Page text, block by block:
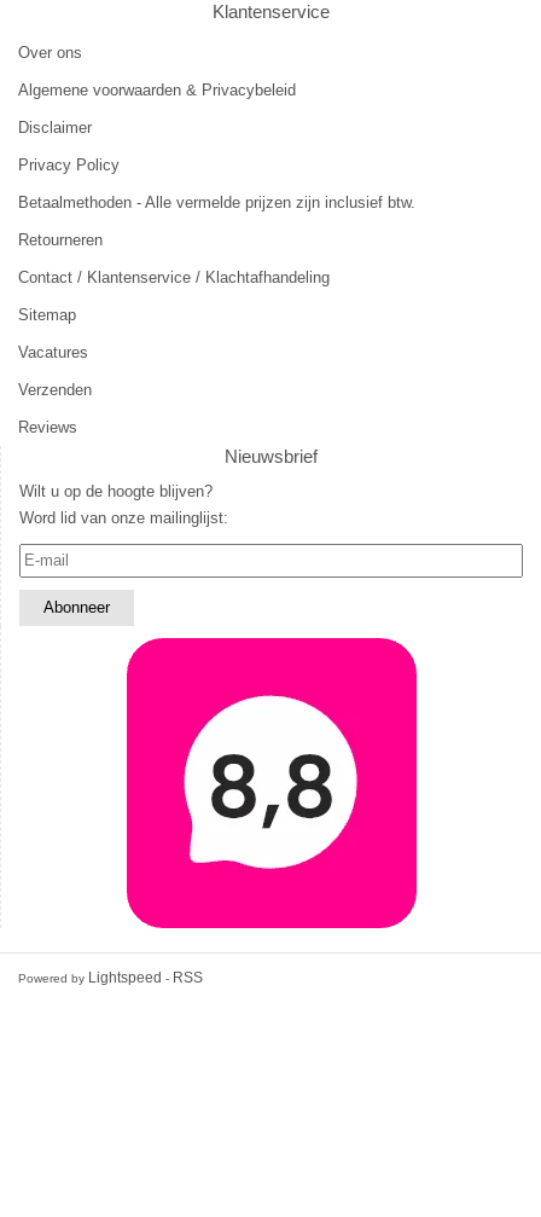
Klantenservice
Over ons
Algemene voorwaarden & Privacybeleid
Disclaimer
Privacy Policy
Betaalmethoden - Alle vermelde prijzen zijn inclusief btw.
Retourneren
Contact / Klantenservice / Klachtafhandeling
Sitemap
Vacatures
Verzenden
Reviews
Nieuwsbrief
Wilt u op de hoogte blijven?
Word lid van onze mailinglijst:
Powered by Lightspeed - RSS